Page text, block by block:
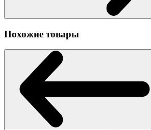
Похожие товары